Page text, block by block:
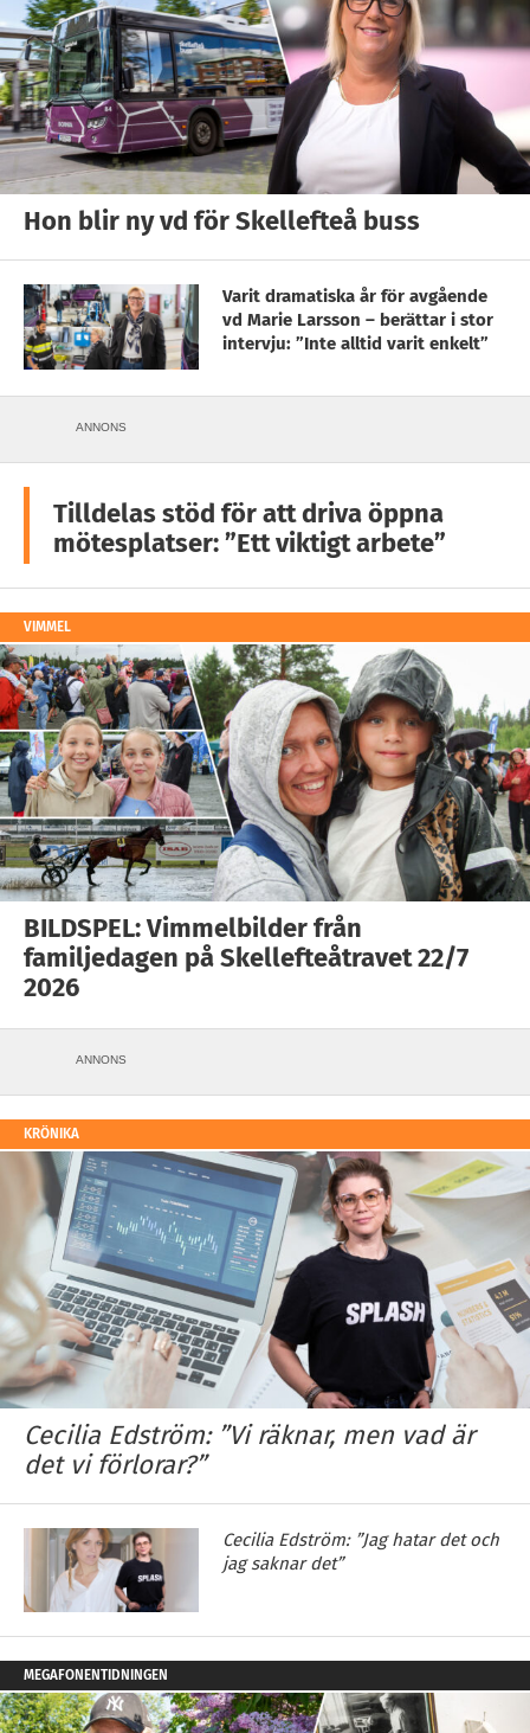
Hon blir ny vd för Skellefteå buss
Varit dramatiska år för avgående
vd Marie Larsson – berättar i stor
intervju: ”Inte alltid varit enkelt”
ANNONS
Tilldelas stöd för att driva öppna
mötesplatser: ”Ett viktigt arbete”
VIMMEL
BILDSPEL: Vimmelbilder från
familjedagen på Skellefteåtravet 22/7
2026
ANNONS
KRÖNIKA
Cecilia Edström: ”Vi räknar, men vad är
det vi förlorar?”
Cecilia Edström: ”Jag hatar det och
jag saknar det”
MEGAFONENTIDNINGEN